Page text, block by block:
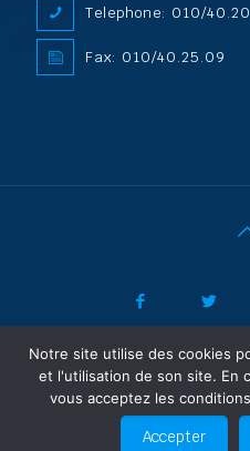
Telephone: 010/
Fax: 010/40.25.09
© 2022 ADL Security SPRL/BVBA |
Vertrouwelijkheidsbeleid | Powered by
FR
Notre site utilise des cookies
et l'utilisation de son site. En
vous acceptez les
Accepter